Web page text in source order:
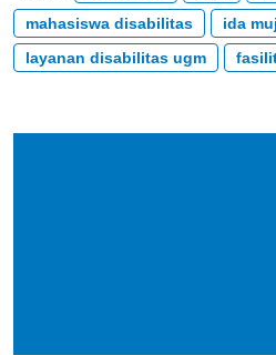
mahasiswa disabilitas
ida
layanan disabilitas ugm